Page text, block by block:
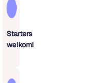
Starters
welkom!